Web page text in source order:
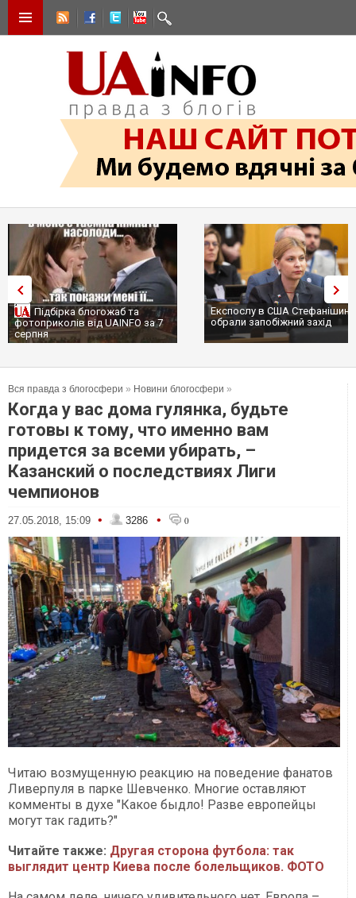
Підбірка блогожаб та
фотоприколів від UAINFO за 7
серпня
Експослу в США
обрали запобіжний захід
Вся правда з блогосфери » Новини блогосфери »
Когда у вас дома гулянка, будьте
готовы к тому, что именно вам
придется за всеми убирать, –
Казанский о последствиях Лиги
чемпионов
27.05.2018, 15:09 • 3286 • 0
Читаю возмущенную реакцию на поведение фанатов
Ливерпуля в парке Шевченко. Многие оставляют
комменты в духе "Какое быдло! Разве европейцы
могут так гадить?"
Читайте также: Другая сторона футбола: так
выглядит центр Киева после болельщиков. ФОТО